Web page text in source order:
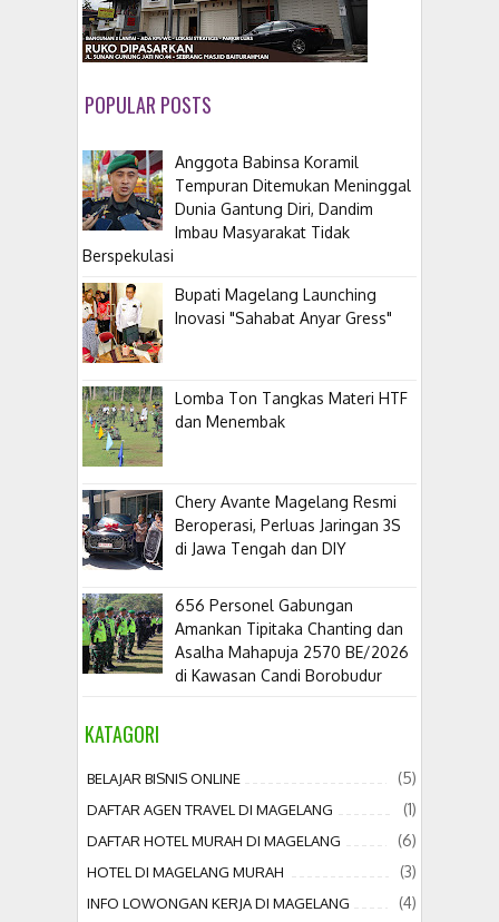
POPULAR POSTS
Anggota Babinsa Koramil
Tempuran Ditemukan Meninggal
Dunia Gantung Diri, Dandim
Imbau Masyarakat Tidak
Berspekulasi
Bupati Magelang Launching
Inovasi "Sahabat Anyar Gress"
Lomba Ton Tangkas Materi HTF
dan Menembak
​Chery Avante Magelang Resmi
Beroperasi, Perluas Jaringan 3S
di Jawa Tengah dan DIY
656 Personel Gabungan
Amankan Tipitaka Chanting dan
Asalha Mahapuja 2570 BE/2026
di Kawasan Candi Borobudur
KATAGORI
BELAJAR BISNIS ONLINE (5)
DAFTAR AGEN TRAVEL DI MAGELANG (1)
DAFTAR HOTEL MURAH DI MAGELANG (6)
HOTEL DI MAGELANG MURAH (3)
INFO LOWONGAN KERJA DI MAGELANG (4)